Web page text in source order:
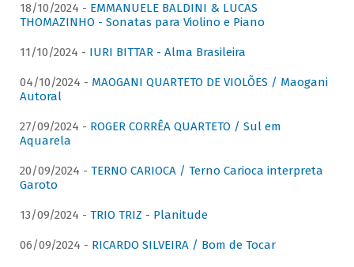
18/10/2024 - EMMANUELE BALDINI & LUCAS
THOMAZINHO - Sonatas para Violino e Piano
11/10/2024 - IURI BITTAR - Alma Brasileira
04/10/2024 - MAOGANI QUARTETO DE VIOLÕES / Maogani
Autoral
27/09/2024 - ROGER CORRÊA QUARTETO / Sul em
Aquarela
20/09/2024 - TERNO CARIOCA / Terno Carioca interpreta
Garoto
13/09/2024 - TRIO TRIZ - Planitude
06/09/2024 - RICARDO SILVEIRA / Bom de Tocar